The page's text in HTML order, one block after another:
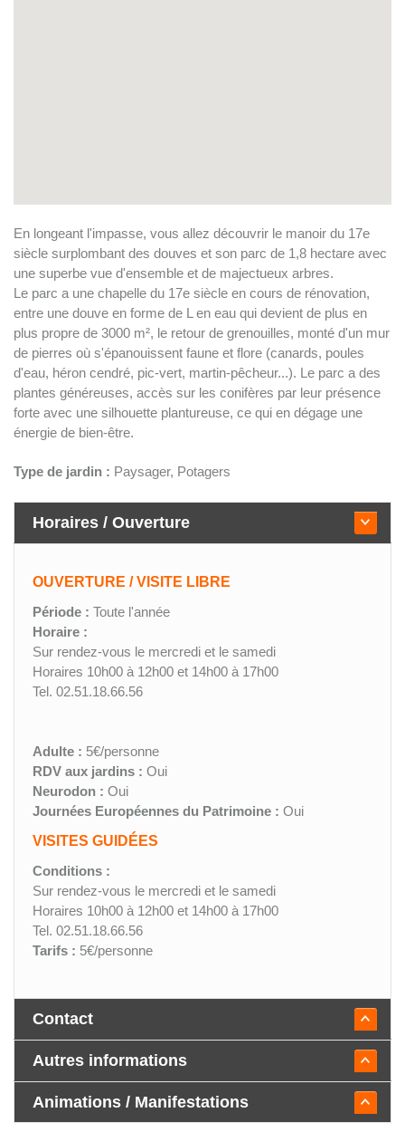
En longeant l'impasse, vous allez découvrir le manoir du 17e
siècle surplombant des douves et son parc de 1,8 hectare avec
une superbe vue d'ensemble et de majectueux arbres.
Le parc a une chapelle du 17e siècle en cours de rénovation,
entre une douve en forme de L en eau qui devient de plus en
plus propre de 3000 m², le retour de grenouilles, monté d'un mur
de pierres où s'épanouissent faune et flore (canards, poules
d'eau, héron cendré, pic-vert, martin-pêcheur...). Le parc a des
plantes généreuses, accès sur les conifères par leur présence
forte avec une silhouette plantureuse, ce qui en dégage une
énergie de bien-être.
Type de jardin : Paysager, Potagers
Horaires / Ouverture
OUVERTURE / VISITE LIBRE
Période : Toute l'année
Horaire :
Sur rendez-vous le mercredi et le samedi
Horaires 10h00 à 12h00 et 14h00 à 17h00
Tel. 02.51.18.66.56
Adulte : 5€/personne
RDV aux jardins : Oui
Neurodon : Oui
Journées Européennes du Patrimoine : Oui
VISITES GUIDÉES
Conditions :
Sur rendez-vous le mercredi et le samedi
Horaires 10h00 à 12h00 et 14h00 à 17h00
Tel. 02.51.18.66.56
Tarifs : 5€/personne
Contact
Autres informations
Animations / Manifestations